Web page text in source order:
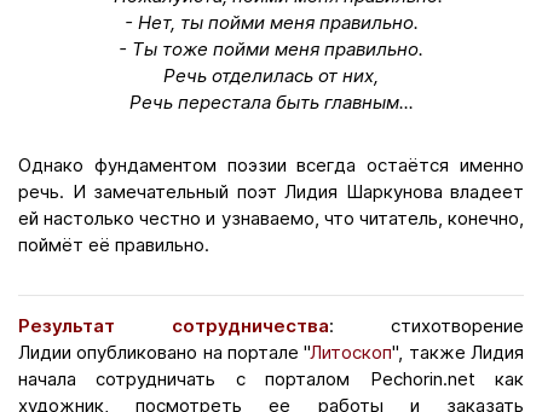
- Нет, ты пойми меня правильно.
- Ты тоже пойми меня правильно.
Речь отделилась от них,
Речь перестала быть главным...
Однако фундаментом поэзии всегда остаётся именно
речь. И замечательный поэт Лидия Шаркунова владеет
ей настолько честно и узнаваемо, что читатель, конечно,
поймёт её правильно.
Результат сотрудничества: стихотворение
Лидии опубликовано на портале "Литоскоп", также Лидия
начала сотрудничать с порталом Pechorin.net как
художник, посмотреть ее работы и заказать